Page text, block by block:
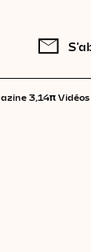
3,14π